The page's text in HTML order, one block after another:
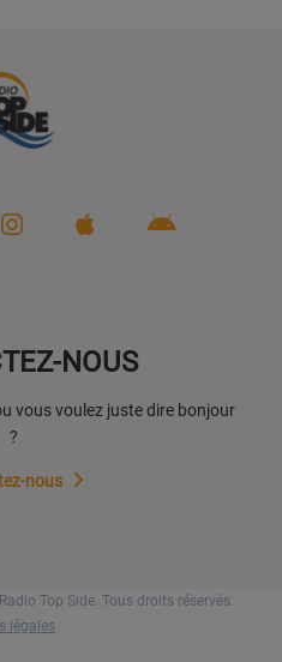
NOUS
vous voulez juste dire bonjour
?
nous
Top Side. Tous droits réservés.
légales